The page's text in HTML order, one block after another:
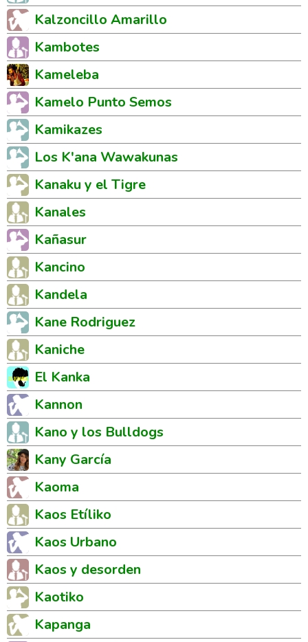
Kalzoncillo Amarillo
Kambotes
Kameleba
Kamelo Punto Semos
Kamikazes
Los K'ana Wawakunas
Kanaku y el Tigre
Kanales
Kañasur
Kancino
Kandela
Kane Rodriguez
Kaniche
El Kanka
Kannon
Kano y los Bulldogs
Kany García
Kaoma
Kaos Etíliko
Kaos Urbano
Kaos y desorden
Kaotiko
Kapanga